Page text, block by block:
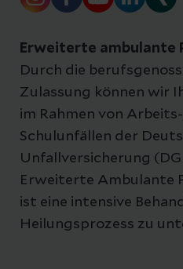
Erweiterte ambulante
Durch die
Zulassung können wir
im Rahmen von
Schulunfällen der
Unfallversicherung
Erweiterte Ambulante
ist eine intensive
Heilungsprozess zu